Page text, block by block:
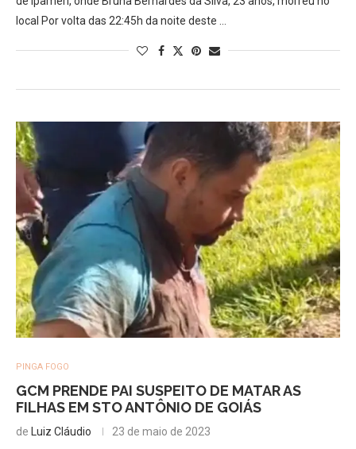
local Por volta das 22:45h da noite deste …
PINGA FOGO
GCM PRENDE PAI SUSPEITO DE MATAR AS
FILHAS EM STO ANTÔNIO DE GOIÁS
de Luiz Cláudio 23 de maio de 2023